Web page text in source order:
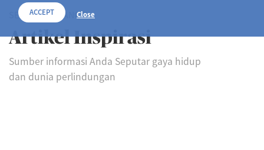
ACCEPT Close
SELAMAT DATANG DI
Artikel Inspirasi
Sumber informasi Anda Seputar gaya hidup
dan dunia perlindungan